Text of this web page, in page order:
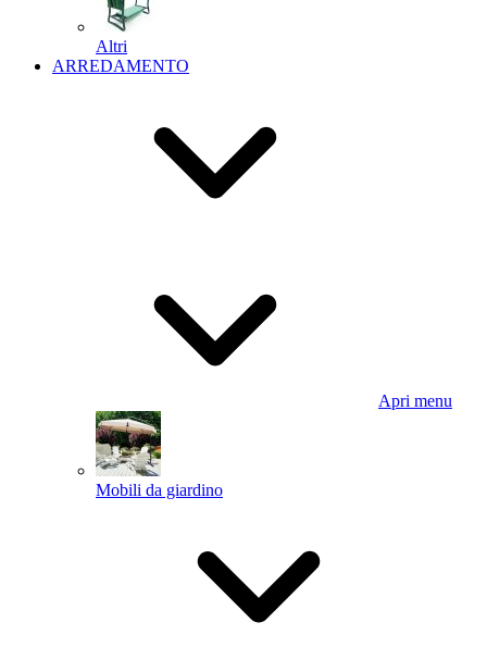
Altri
ARREDAMENTO
Apri menu
Mobili da giardino